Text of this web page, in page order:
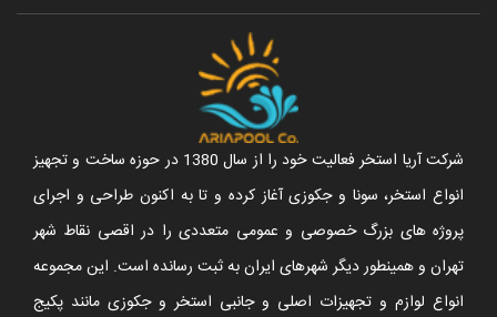
شرکت آریا استخر فعالیت خود را از سال 1380 در حوزه ساخت و تجهیز
انواع استخر، سونا و جکوزی آغاز کرده و تا به اکنون طراحی و اجرای
پروژه های بزرگ خصوصی و عمومی متعددی را در اقصی نقاط شهر
تهران و همینطور دیگر شهرهای ایران به ثبت رسانده است. این مجموعه
انواع لوازم و تجهیزات اصلی و جانبی استخر و جکوزی مانند پکیج